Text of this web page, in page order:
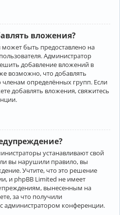
вложения?
быть предоставлено на
Администратор
добавление вложений в
возможно, что добавлять
определённых групп. Если
добавлять вложения, свяжитесь
устанавливают свой
вы нарушили правило, вы
Учтите, что это решение
и phpBB Limited не имеет
вынесенным на
за что получили
администратором конференции.